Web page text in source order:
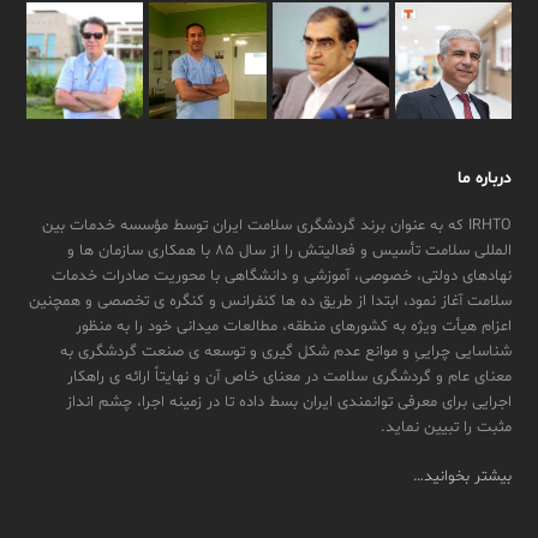
درباره ما
IRHTO که به عنوان برند گردشگری سلامت ایران توسط مؤسسه خدمات بین
المللی سلامت تأسیس و فعالیتش را از سال ۸۵ با همکاری سازمان ها و
نهادهای دولتی، خصوصی، آموزشی و دانشگاهی با محوریت صادرات خدمات
سلامت آغاز نمود، ابتدا از طریق ده ها کنفرانس و کنگره ی تخصصی و همچنین
اعزام هیأت ویژه به کشورهای منطقه، مطالعات میدانی خود را به منظور
شناسایی چراییِ و موانع عدم شکل گیری و توسعه ی صنعت گردشگری به
معنای عام و گردشگری سلامت در معنای خاص آن و نهایتاً ارائه ی راهکار
اجرایی برای معرفی توانمندی ایران بسط داده تا در زمینه اجرا، چشم انداز
مثبت را تبیین نماید.
بیشتر بخوانید…